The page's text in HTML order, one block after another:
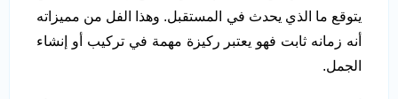
يتوقع ما الذي يحدث في المستقبل. وهذا الفل من مميزاته
أنه زمانه ثابت فهو يعتبر ركيزة مهمة في تركيب أو إنشاء
الجمل.